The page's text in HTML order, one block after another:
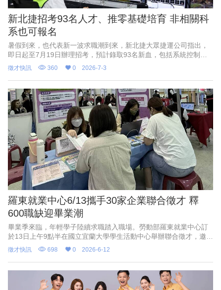
新北捷招考93名人才、推零基礎培育 非相關科
系也可報名
暑假到來，也代表新一波求職潮到來，新北捷大眾捷運公司指出，
即日起至7月19日辦理招考，預計錄取93名新血，包括系統控制專
員、車站維護專員、系統技術專員、司機員及票務、倉儲、資訊、
資產開發、事務員等；伴
徵才快訊 360 0 2026-7-3
羅東就業中心6/13攜手30家企業聯合徵才 釋
600職缺迎畢業潮
畢業季來臨，年輕學子陸續求職踏入職場。勞動部羅東就業中心訂
於13日上午9點半在國立宜蘭大學學生活動中心舉辦聯合徵才，邀集
30家企業參與，提供近600個工作機會，全職工作平均薪資3萬7000
元。
徵才快訊 698 0 2026-6-12